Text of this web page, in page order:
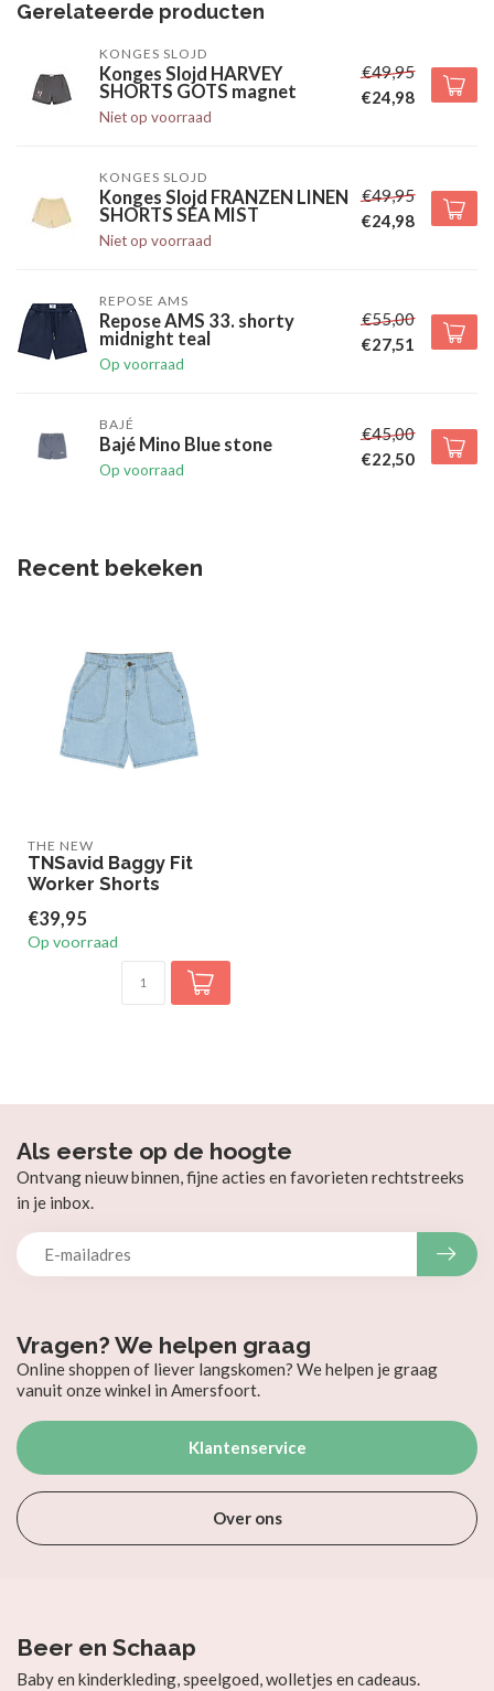
Gerelateerde producten
KONGES SLOJD
Konges Slojd HARVEY
SHORTS GOTS magnet
Niet op voorraad
€49,95
€24,98
KONGES SLOJD
Konges Slojd FRANZEN LINEN
SHORTS SEA MIST
Niet op voorraad
€49,95
€24,98
REPOSE AMS
Repose AMS 33. shorty
midnight teal
Op voorraad
€55,00
€27,51
BAJÉ
Bajé Mino Blue stone
Op voorraad
€45,00
€22,50
Recent bekeken
THE NEW
TNSavid Baggy Fit
Worker Shorts
€39,95
Op voorraad
Vragen? We helpen graag
Online shoppen of liever langskomen? We helpen je graag
vanuit onze winkel in Amersfoort.
Klantenservice
Over ons
Als eerste op de hoogte
Ontvang nieuw binnen, fijne acties en favorieten rechtstreeks
in je inbox.
Beer en Schaap
Baby en kinderkleding, speelgoed, wolletjes en cadeaus.